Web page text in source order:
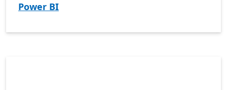
Power BI